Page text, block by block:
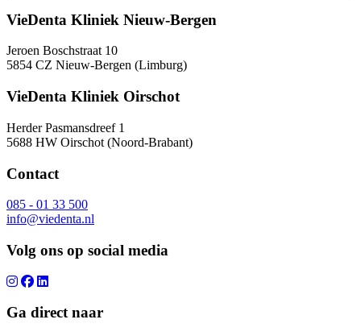
VieDenta Kliniek Nieuw-Bergen
Jeroen Boschstraat 10
5854 CZ Nieuw-Bergen (Limburg)
VieDenta Kliniek Oirschot
Herder Pasmansdreef 1
5688 HW Oirschot (Noord-Brabant)
Contact
085 - 01 33 500
info@viedenta.nl
Volg ons op social media
Ga direct naar